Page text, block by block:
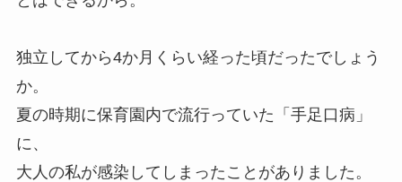
独立してから4か月くらい経った頃だったでしょう
か。
夏の時期に保育園内で流行っていた「手足口病」
に、
大人の私が感染してしまったことがありました。